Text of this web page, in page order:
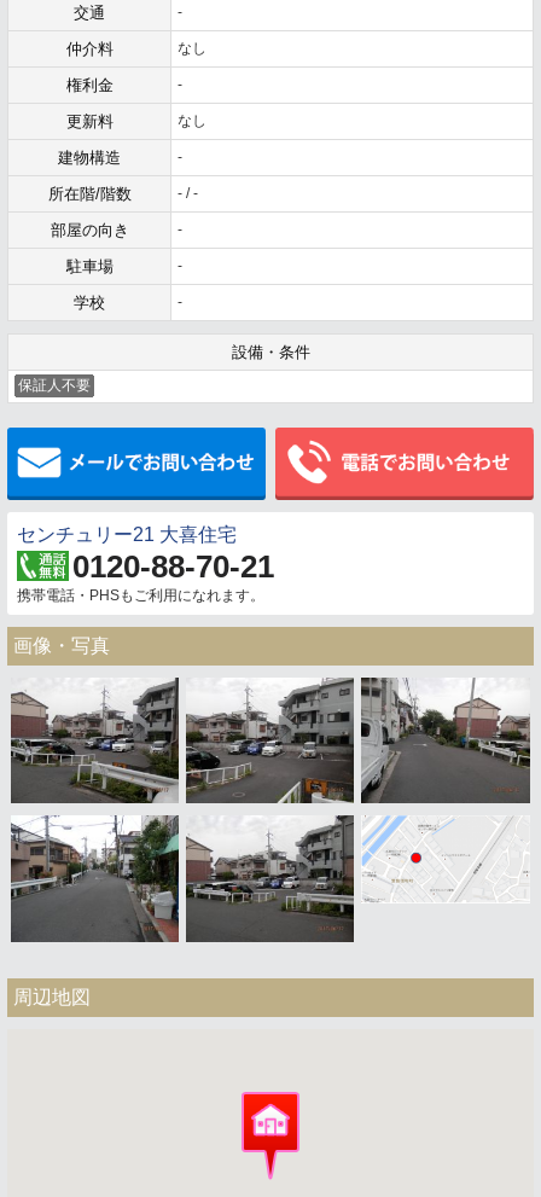
交通 -
仲介料 なし
権利金 -
更新料 なし
建物構造 -
所在階/階数 - / -
部屋の向き -
駐車場 -
学校 -
設備・条件
保証人不要
メールでお問い合わせ
センチュリー21 大喜住宅
0120-88-70-21
携帯電話・PHSもご利用になれます。
画像・写真
周辺地図